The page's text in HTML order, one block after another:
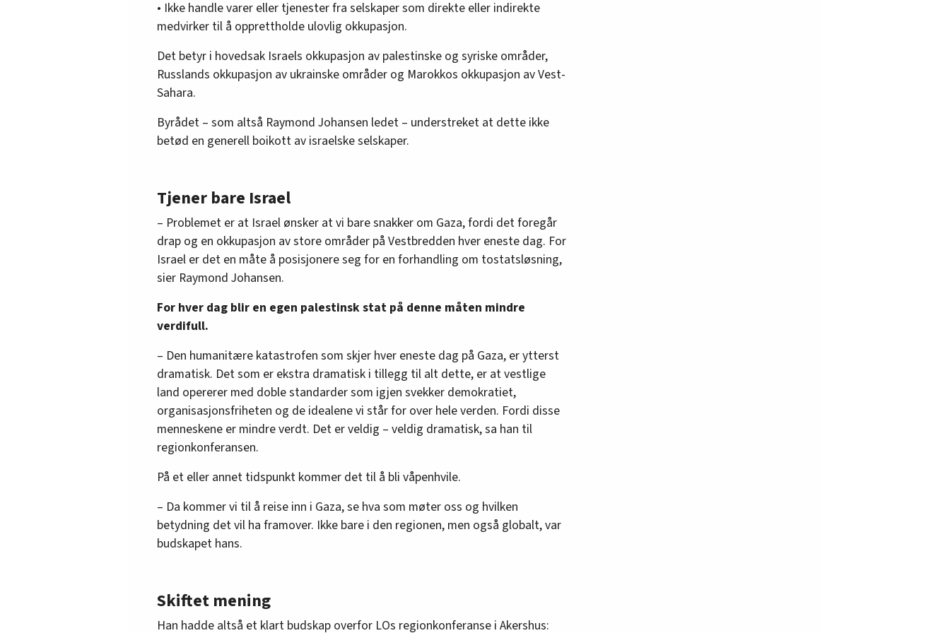
• Ikke handle varer eller tjenester fra selskaper som direkte eller indirekte
medvirker til å opprettholde ulovlig okkupasjon.
Det betyr i hovedsak Israels okkupasjon av palestinske og syriske områder,
Russlands okkupasjon av ukrainske områder og Marokkos okkupasjon av Vest-
Sahara.
Byrådet – som altså Raymond Johansen ledet – understreket at dette ikke
betød en generell boikott av israelske selskaper.
Tjener bare Israel
– Problemet er at Israel ønsker at vi bare snakker om Gaza, fordi det foregår
drap og en okkupasjon av store områder på Vestbredden hver eneste dag. For
Israel er det en måte å posisjonere seg for en forhandling om tostatsløsning,
sier Raymond Johansen.
For hver dag blir en egen palestinsk stat på denne måten mindre
verdifull.
– Den humanitære katastrofen som skjer hver eneste dag på Gaza, er ytterst
dramatisk. Det som er ekstra dramatisk i tillegg til alt dette, er at vestlige
land opererer med doble standarder som igjen svekker demokratiet,
organisasjonsfriheten og de idealene vi står for over hele verden. Fordi disse
menneskene er mindre verdt. Det er veldig – veldig dramatisk, sa han til
regionkonferansen.
På et eller annet tidspunkt kommer det til å bli våpenhvile.
– Da kommer vi til å reise inn i Gaza, se hva som møter oss og hvilken
betydning det vil ha framover. Ikke bare i den regionen, men også globalt, var
budskapet hans.
Skiftet mening
Han hadde altså et klart budskap overfor LOs regionkonferanse i Akershus: